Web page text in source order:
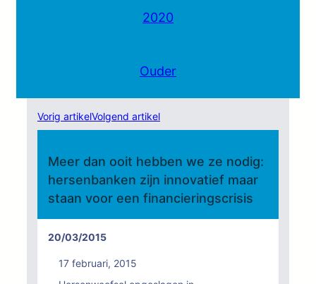
2020
Ouder
Vorig artikelVolgend artikel
Meer dan ooit hebben we ze nodig:
hersenbanken zijn innovatief maar
staan voor een financieringscrisis
20/03/2015
17 februari, 2015